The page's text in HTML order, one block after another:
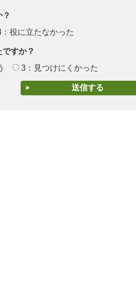
：役に立たなかった
すか？
3：見つけにくかった